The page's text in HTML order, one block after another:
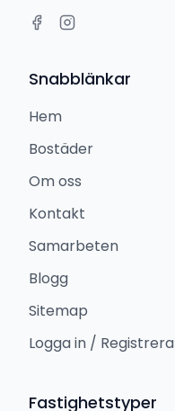
Snabblänkar
Hem
Bostäder
Om oss
Kontakt
Samarbeten
Blogg
Sitemap
Logga in / Registrera
Fastighetstyper